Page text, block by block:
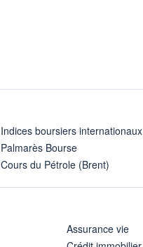
Indices boursiers internationaux
Palmarès Bourse
Cours du Pétrole (Brent)
Assurance vie